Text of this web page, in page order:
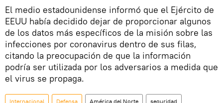
El medio estadounidense informó que el Ejército de
EEUU había decidido dejar de proporcionar algunos
de los datos más específicos de la misión sobre las
infecciones por coronavirus dentro de sus filas,
citando la preocupación de que la información
podría ser utilizada por los adversarios a medida que
el virus se propaga.
Internacional Defensa América del Norte seguridad